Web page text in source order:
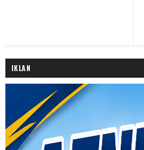
IKLAN